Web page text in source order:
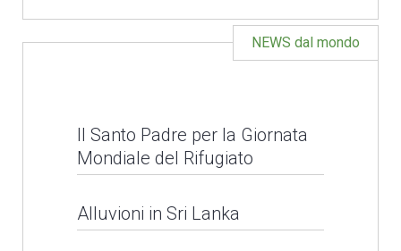
UNIVERSALE 2026
NEWS dal mondo
Il Santo Padre per la Giornata
Mondiale del Rifugiato
Alluvioni in Sri Lanka